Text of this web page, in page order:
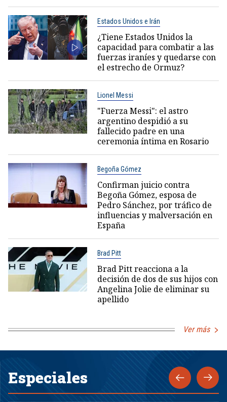
Estados Unidos e Irán
¿Tiene Estados Unidos la
capacidad para combatir a las
fuerzas iraníes y quedarse con
el estrecho de Ormuz?
Lionel Messi
"Fuerza Messi": el astro
argentino despidió a su
fallecido padre en una
ceremonia íntima en Rosario
Begoña Gómez
Confirman juicio contra
Begoña Gómez, esposa de
Pedro Sánchez, por tráfico de
influencias y malversación en
España
Brad Pitt
Brad Pitt reacciona a la
decisión de dos de sus hijos con
Angelina Jolie de eliminar su
apellido
Ver más
Especiales